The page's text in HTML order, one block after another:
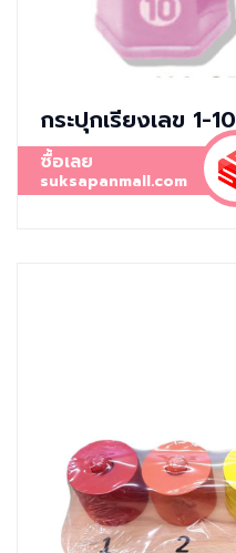
กระปุกเรียงเลข 1-10
ซื้อเลย
suksapanmall.com